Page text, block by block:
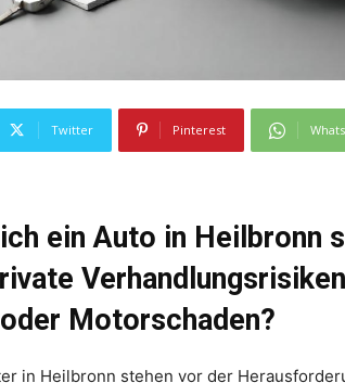
Twitter Pinterest
ein Auto in Heilbronn
Motorschaden?
in Heilbronn stehen vor der